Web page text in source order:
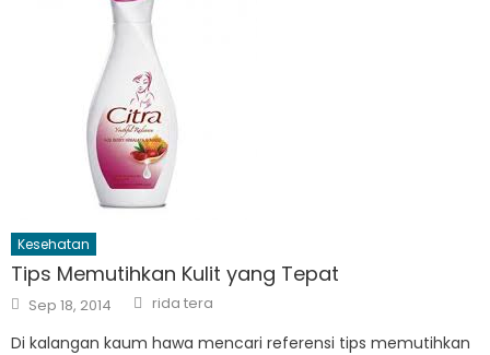
Kesehatan
Tips Memutihkan Kulit yang Tepat
Posted
on
Sep 18, 2014 Author
rida tera
Di kalangan kaum hawa mencari referensi tips memutihkan